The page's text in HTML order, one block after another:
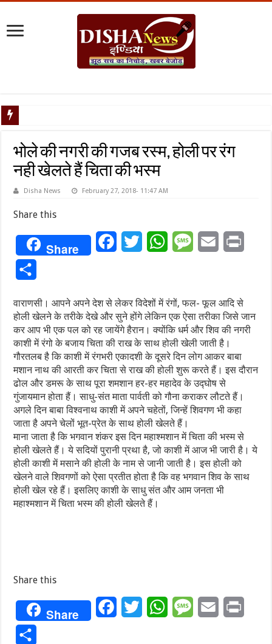
भोले की नगरी की गजब रस्म, होली पर रंग
नही खेलते हैं चिता की भस्म
Disha News February 27, 2018- 11:47 AM
Share this
Share FacebookTwitterWhatsAppMessageEmail
वाराणसी। आपने अपने देश से लेकर विदेशों में रंगों, फल- फूल आदि से
होली खेलने के तरीके देखे और सुने होंगे लेकिन एक ऐसा तरीका जिसे जान
कर आप भी एक पल को रह जायेंगे हैरान। क्योंकि धर्म और शिव की नगरी
काशी में रंगो के बजाय चिता की राख के साथ होली खेली जाती है।
गौरतलब है कि काशी में रंगभरी एकादशी के दूसरे दिन लोग आकर बाबा
मशान नाथ की आरती कर चिता से राख की होली शुरू करते हैं। इस दौरान
ढोल और डमरू के साथ पूरा शमशान हर-हर महादेव के उद्घोष से
गुंजायमान होता हैं। साधु-संत माता पार्वती को गौना कराकर लौटते हैं।
अगले दिन बाबा विश्वनाथ काशी में अपने चहेतों, जिन्हें शिवगण भी कहा
जाता है अपने चेलों भूत-प्रेत के साथ होली खेलते हैं।
माना जाता है कि भगवान शंकर इस दिन महाश्मशान में चिता की भस्म से
होली खेलते हैं। ये सदियों पुरानी प्रथा है, जो काशी में आज भी जारी है। ये
होली काशी में मसाने की होली के नाम से जानी जाती है। इस होली को
खेलने वाले शिवगणों को ऐसा प्रतीत होता है कि वह भगवान शिव के साथ
होली खेल रहे हैं। इसलिए काशी के साधु संत और आम जनता भी
महाश्मशान में चिता भस्म की होली खेलते हैं।
Share this
Share FacebookTwitterWhatsAppMessageEmail